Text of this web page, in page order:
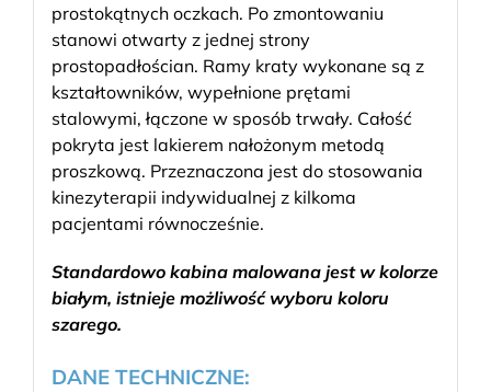
prostokątnych oczkach. Po zmontowaniu
stanowi otwarty z jednej strony
prostopadłościan. Ramy kraty wykonane są z
kształtowników, wypełnione prętami
stalowymi, łączone w sposób trwały. Całość
pokryta jest lakierem nałożonym metodą
proszkową. Przeznaczona jest do stosowania
kinezyterapii indywidualnej z kilkoma
pacjentami równocześnie.
Standardowo kabina malowana jest w kolorze
białym, istnieje możliwość wyboru koloru
szarego.
DANE TECHNICZNE: